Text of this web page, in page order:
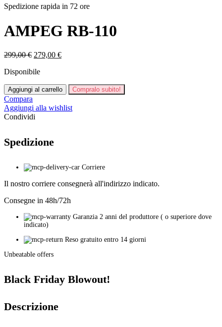
Spedizione rapida in 72 ore
AMPEG RB-110
299,00€ Il
originale
299,00 €.
279,00 €Il
279,00 €.
Disponibile
AMPEG
RB-
110
quantità
Aggiungi al carrello Compralo subito!
Compara
Aggiungi alla wishlist
Condividi
Spedizione
Corriere
Il nostro corriere consegnerà all'indirizzo indicato.
Consegne in 48h/72h
Garanzia 2 anni del produttore ( o superiore dove
indicato)
Reso gratuito entro 14 giorni
Unbeatable offers
Black Friday Blowout!
Descrizione